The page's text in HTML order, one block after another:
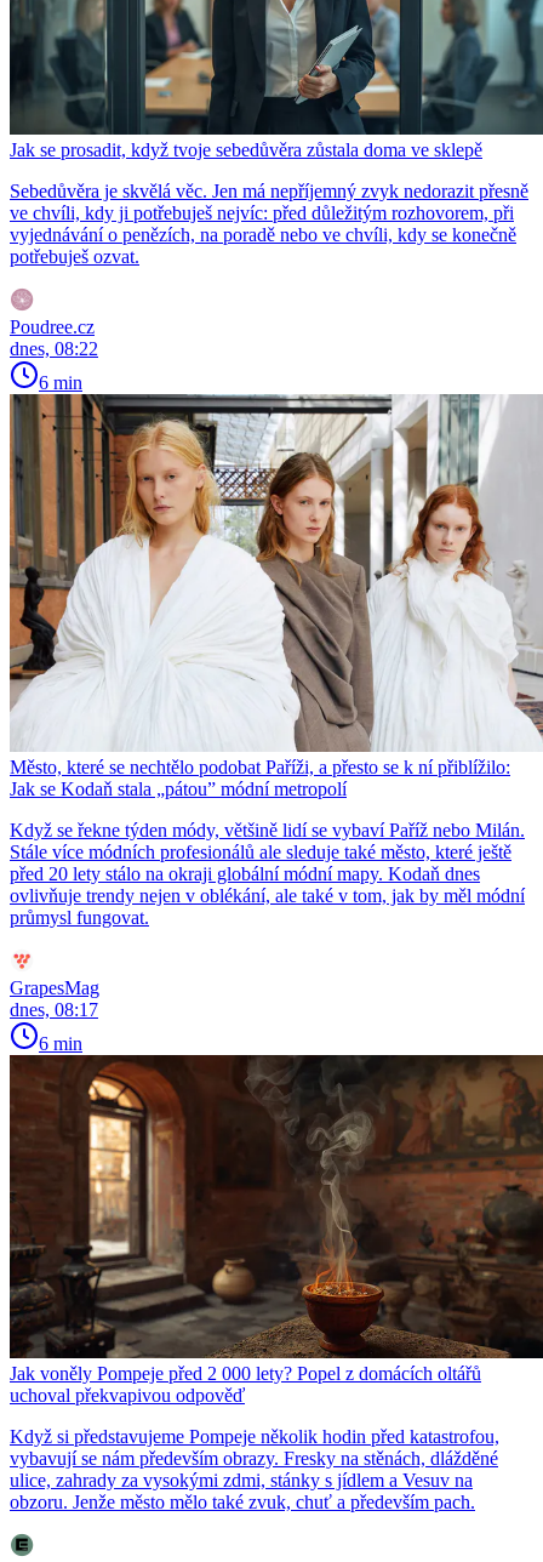
Jak se prosadit, když tvoje sebedůvěra zůstala doma ve sklepě
Sebedůvěra je skvělá věc. Jen má nepříjemný zvyk nedorazit přesně
ve chvíli, kdy ji potřebuješ nejvíc: před důležitým rozhovorem, při
vyjednávání o penězích, na poradě nebo ve chvíli, kdy se konečně
potřebuješ ozvat.
Poudree.cz
dnes, 08:22
6 min
Město, které se nechtělo podobat Paříži, a přesto se k ní přiblížilo:
Jak se Kodaň stala „pátou” módní metropolí
Když se řekne týden módy, většině lidí se vybaví Paříž nebo Milán.
Stále více módních profesionálů ale sleduje také město, které ještě
před 20 lety stálo na okraji globální módní mapy. Kodaň dnes
ovlivňuje trendy nejen v oblékání, ale také v tom, jak by měl módní
průmysl fungovat.
GrapesMag
dnes, 08:17
6 min
Jak voněly Pompeje před 2 000 lety? Popel z domácích oltářů
uchoval překvapivou odpověď
Když si představujeme Pompeje několik hodin před katastrofou,
vybavují se nám především obrazy. Fresky na stěnách, dlážděné
ulice, zahrady za vysokými zdmi, stánky s jídlem a Vesuv na
obzoru. Jenže město mělo také zvuk, chuť a především pach.